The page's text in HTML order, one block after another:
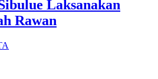
Laksanakan
Rawan